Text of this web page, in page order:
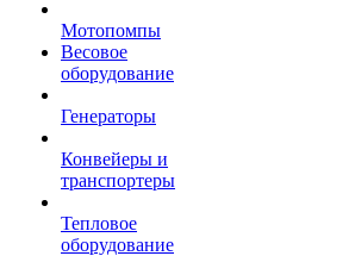
Мотопомпы
Весовое
оборудование
Генераторы
Конвейеры и
транспортеры
Тепловое
оборудование